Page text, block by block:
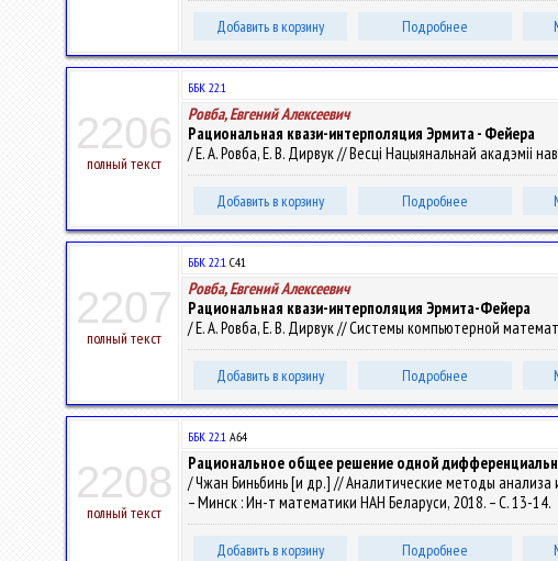
Добавить в корзину Подробнее
2206
полный текст
ББК 22.1
Ровба, Евгений Алексеевич
Рациональная квази-интерполяция Эрмита - Фейера
/ Е. А. Ровба, Е. В. Дирвук // Весці Нацыянальнай акадэміі
Добавить в корзину Подробнее
2207
полный текст
ББК 22.1 С41
Ровба, Евгений Алексеевич
Рациональная квази-интерполяция Эрмита-Фейера
/ Е. А. Ровба, Е. В. Дирвук // Системы компьютерной
Добавить в корзину Подробнее
2208
полный текст
ББК 22.1 А64
Рациональное общее решение одной
/ Чжан Биньбинь [и др.] // Аналитические методы анализа
– Минск : Ин-т математики НАН Беларуси, 2018. – С. 13-14.
Добавить в корзину Подробнее